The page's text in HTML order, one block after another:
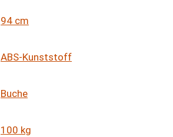
94 cm
ABS-Kunststoff
Buche
100 kg